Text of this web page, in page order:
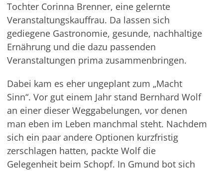
Tochter Corinna Brenner, eine gelernte
Veranstaltungskauffrau. Da lassen sich
gediegene Gastronomie, gesunde, nachhaltige
Ernährung und die dazu passenden
Veranstaltungen prima zusammenbringen.
Dabei kam es eher ungeplant zum „Macht
Sinn“. Vor gut einem Jahr stand Bernhard Wolf
an einer dieser Weggabelungen, vor denen
man eben im Leben manchmal steht. Nachdem
sich ein paar andere Optionen kurzfristig
zerschlagen hatten, packte Wolf die
Gelegenheit beim Schopf. In Gmund bot sich